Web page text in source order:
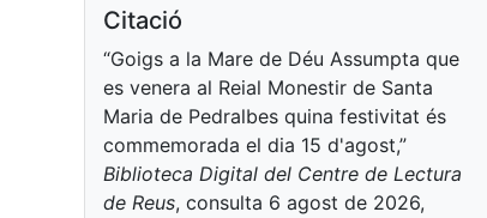
Citació
“Goigs a la Mare de Déu Assumpta que
es venera al Reial Monestir de Santa
Maria de Pedralbes quina festivitat és
commemorada el dia 15 d'agost,”
Biblioteca Digital del Centre de Lectura
de Reus, consulta 6 agost de 2026,